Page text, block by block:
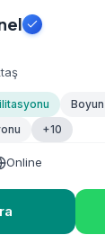
Boyun
+10
Online